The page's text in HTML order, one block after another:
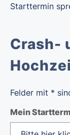
Starttermin
Crash-
Felder mit *
Mein